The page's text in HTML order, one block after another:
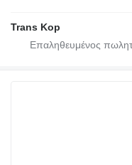
Trans Kop